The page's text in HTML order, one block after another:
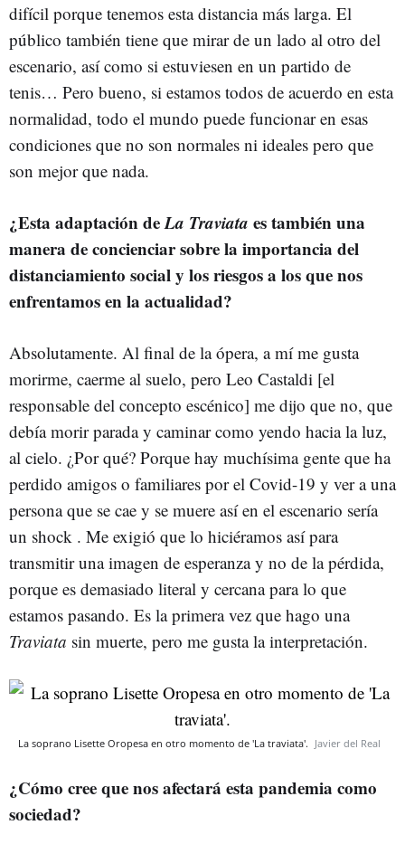
difícil porque tenemos esta distancia más larga. El
público también tiene que mirar de un lado al otro del
escenario, así como si estuviesen en un partido de
tenis… Pero bueno, si estamos todos de acuerdo en esta
normalidad, todo el mundo puede funcionar en esas
condiciones que no son normales ni ideales pero que
son mejor que nada.
¿Esta adaptación deLa Traviata es también una
manera de concienciar sobre la importancia del
distanciamiento social y los riesgos a los que nos
enfrentamos en la actualidad?
Absolutamente. Al final de la ópera, a mí me gusta
morirme, caerme al suelo, pero Leo Castaldi [el
responsable del concepto escénico] me dijo que no, que
debía morir parada y caminar como yendo hacia la luz,
al cielo. ¿Por qué? Porque hay muchísima gente que ha
perdido amigos o familiares por el Covid-19 y ver a una
persona que se cae y se muere así en el escenario sería
un shock . Me exigió que lo hiciéramos así para
transmitir una imagen de esperanza y no de la pérdida,
porque es demasiado literal y cercana para lo que
estamos pasando. Es la primera vez que hago una
Traviata sin muerte, pero me gusta la interpretación.
La soprano Lisette Oropesa en otro momento de 'La traviata'. Javier del Real
¿Cómo cree que nos afectará esta pandemia como
sociedad?